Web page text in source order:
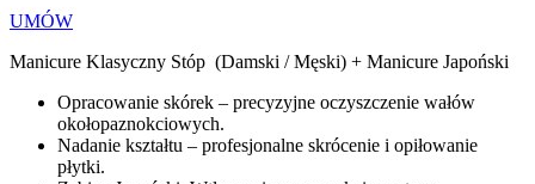
UMÓW
Manicure Klasyczny Stóp (Damski / Męski) + Manicure Japoński
Opracowanie skórek – precyzyjne oczyszczenie wałów
okołopaznokciowych.
Nadanie kształtu – profesjonalne skrócenie i opiłowanie
płytki.